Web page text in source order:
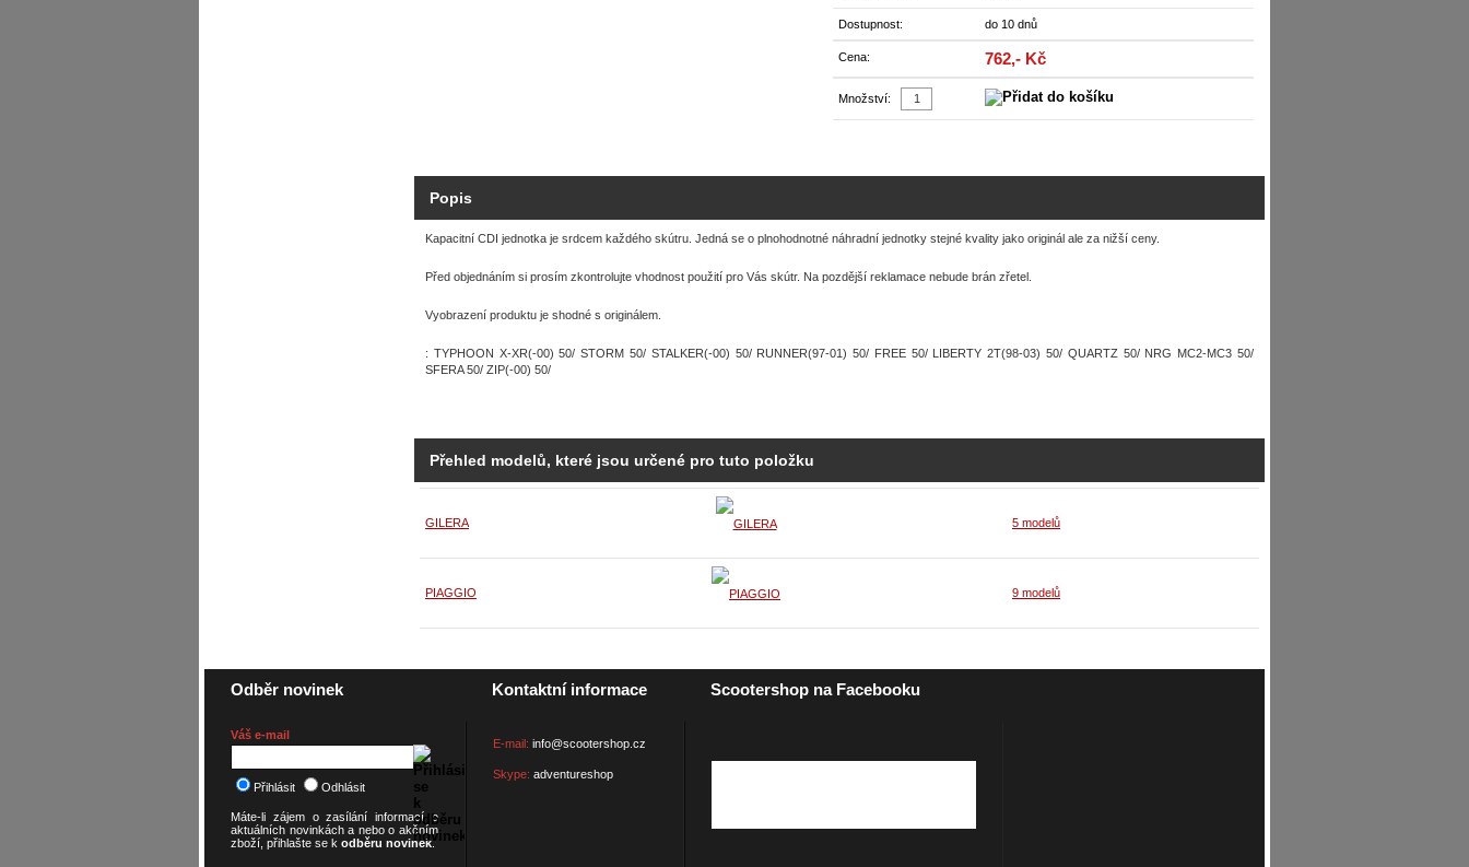
Dostupnost: do 10 dnů
Cena: 762,- Kč
Množství:
Popis
Kapacitní CDI jednotka je srdcem každého skútru. Jedná se o plnohodnotné náhradní jednotky stejné kvality jako originál ale za nižší ceny.
Před objednáním si prosím zkontrolujte vhodnost použití pro Vás skútr. Na pozdější reklamace nebude brán zřetel.
Vyobrazení produktu je shodné s originálem.
: TYPHOON X-XR(-00) 50/ STORM 50/ STALKER(-00) 50/ RUNNER(97-01) 50/ FREE 50/ LIBERTY 2T(98-03) 50/ QUARTZ 50/ NRG MC2-MC3 50/
SFERA 50/ ZIP(-00) 50/
Přehled modelů, které jsou určené pro tuto položku
GILERA 5 modelů
PIAGGIO 9 modelů
Odběr novinek
Váš e-mail
Přihlásit Odhlásit
Máte-li zájem o zasílání informací o
aktuálních novinkách a nebo o akčním
zboží, přihlašte se k odběru novinek.
Kontaktní informace
E-mail: info@scootershop.cz
Skype: adventureshop
Scootershop na Facebooku